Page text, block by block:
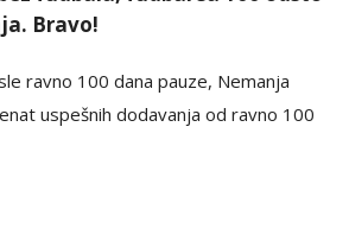
Bravo!
ravno 100 dana pauze, Nemanja
uspešnih dodavanja od ravno 100